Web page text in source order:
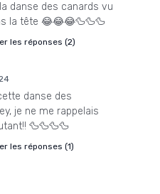
danse des canards vu
la tête 😂😂😂🦆🦆🦆
les réponses (2)
danse des
je ne me rappelais
🦆🦆🦆🦆
les réponses (1)